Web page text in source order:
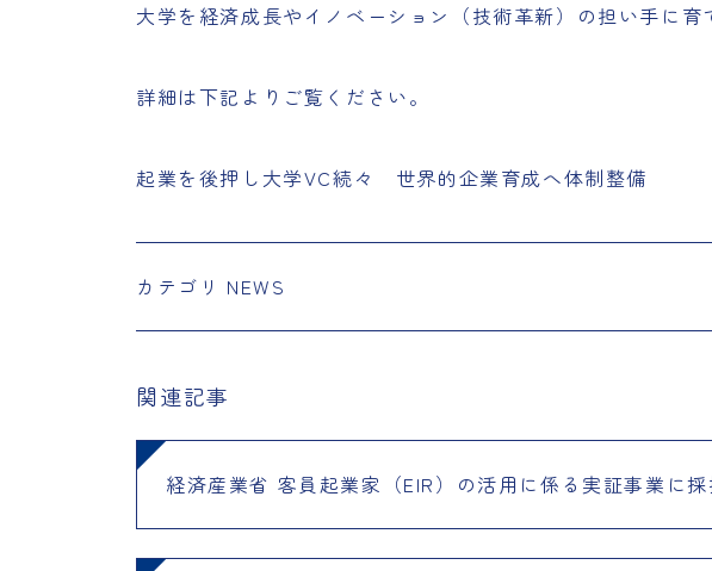
大学を経済成長やイノベーション（技術革新）の担い手に
詳細は下記よりご覧ください。
起業を後押し大学VC続々 世界的企業育成へ体制整備
カテゴリ NEWS
関連記事
経済産業省 客員起業家（EIR）の活用に係る実証事業に採